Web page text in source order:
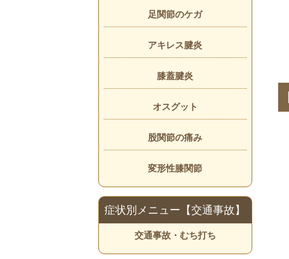
足関節のケガ
アキレス腱炎
膝蓋腱炎
オスグット
股関節の痛み
変形性膝関節
症状別メニュー【交通事故】
交通事故・むち打ち